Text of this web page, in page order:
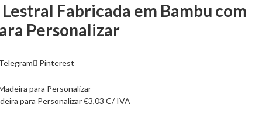
Lestral Fabricada em Bambu com
Personalizar
Pinterest
para Personalizar€3,03 C/ IVA